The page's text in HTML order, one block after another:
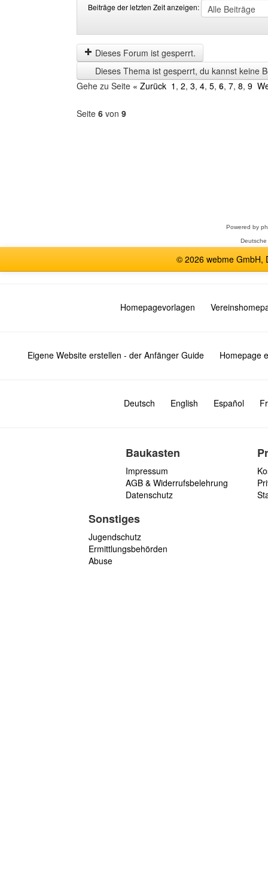
Beiträge der letzten Zeit anzeigen:
der
letzten
Zeit
anzeigen
by
Dieses Forum ist gesperrt.
Dieses Thema ist gesperrt, du kannst keine
Gehe zu Seite « Zurück 1 , 2, 3, 4, 5, 6, 7, 8, 9
Seite 6 von 9
Powered by
© 2026 webme GmbH,
Homepagevorlagen
Eigene Website erstellen - der Anfänger Guide Homepage
Deutsch English Español
Baukasten
Impressum
AGB & Widerrufsbelehrung
Datenschutz
Sonstiges
Jugendschutz
Ermittlungsbehörden
Abuse